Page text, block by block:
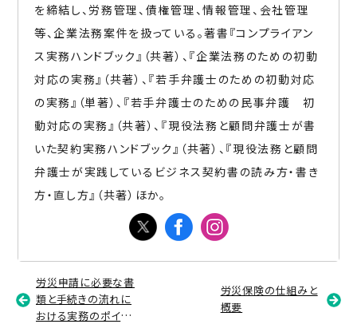
を締結し、労務管理、債権管理、情報管理、会社管理
等、企業法務案件を扱っている。著書『コンプライアン
ス実務ハンドブック』（共著）、『企業法務のための初動
対応の実務』（共著）、『若手弁護士のための初動対応
の実務』（単著）、『若手弁護士のための民事弁護 初
動対応の実務』（共著）、『現役法務と顧問弁護士が書
いた契約実務ハンドブック』（共著）、『現役法務と顧問
弁護士が実践しているビジネス契約書の読み方・書き
方・直し方』（共著）ほか。
労災申請に必要な書
類と手続きの流れに
おける実務のポイン
労災保険の仕組みと
概要